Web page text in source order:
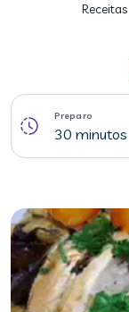
Receitas
Preparo
30 minutos